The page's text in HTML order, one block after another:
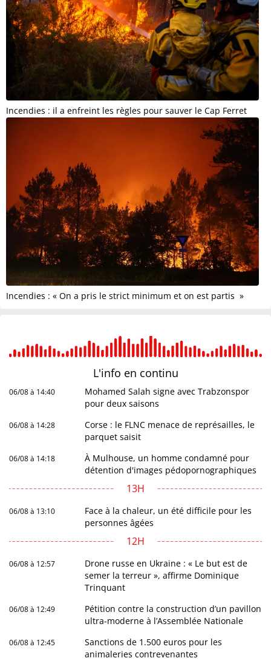
Incendies : il a enfreint les règles pour sauver le Cap Ferret
Incendies : « On a pris le strict minimum et on est partis »
L'info en continu
06/08 à 14:40
Mohamed Salah signe avec Trabzonspor
pour deux saisons
06/08 à 14:28
Corse : le FLNC menace de représailles, le
parquet saisit
06/08 à 14:18
À Mulhouse, un homme condamné pour
détention d'images pédopornographiques
13H
06/08 à 13:10
Face à la chaleur, un été difficile pour les
personnes âgées
12H
06/08 à 12:57
Drone russe en Ukraine : « Le but est de
semer la terreur », affirme Dominique
Trinquant
06/08 à 12:49
Pétition contre la construction d’un pavillon
ultra-moderne à l’Assemblée Nationale
06/08 à 12:45
Sanctions de 1.500 euros pour les
animaleries contrevenantes